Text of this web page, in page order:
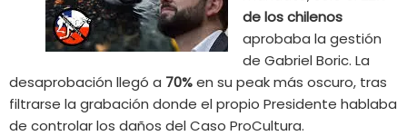
de los chilenos
aprobaba la gestión
de Gabriel Boric. La
desaprobación llegó a 70%en su peak más oscuro, tras
filtrarse la grabación donde el propio Presidente hablaba
de controlar los daños del Caso ProCultura.